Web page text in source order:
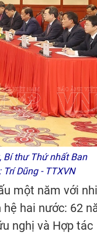
Bí thư Thứ nhất Ban
Dũng - TTXVN
một năm với
hai nước: 62
nghị và Hợp tác